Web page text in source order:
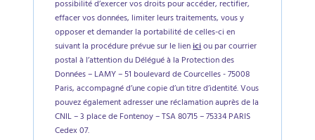
possibilité d’exercer vos droits pour accéder, rectifier,
effacer vos données, limiter leurs traitements, vous y
opposer et demander la portabilité de celles-ci en
suivant la procédure prévue sur le lieniciou par courrier
postal à l’attention du Délégué à la Protection des
Données – LAMY – 51 boulevard de Courcelles - 75008
Paris, accompagné d’une copie d’un titre d’identité. Vous
pouvez également adresser une réclamation auprès de la
CNIL – 3 place de Fontenoy – TSA 80715 – 75334 PARIS
Cedex 07.